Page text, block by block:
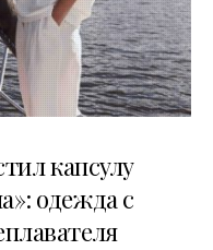
капсулу
одежда с